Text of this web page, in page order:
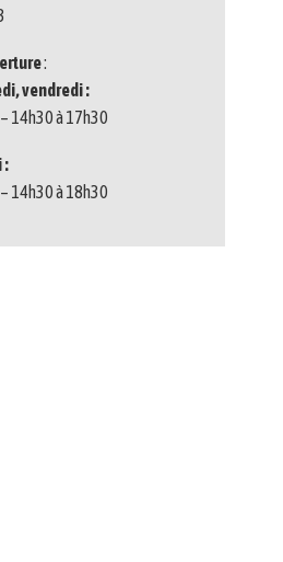
:
vendredi :
14h30 à 17h30
:
14h30 à 18h30